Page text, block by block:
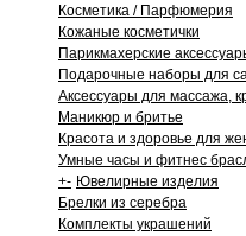
Косметика / Парфюмерия
Кожаные косметички
Парикмахерские
Подарочные наборы для
Аксессуары для массажа,
Маникюр и бритье
Красота и здоровье для
Умные часы и фитнес
+- Ювелирные изделия
Брелки из серебра
Комплекты украшений